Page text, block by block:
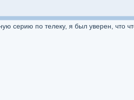
серию по телеку, я был уверен, что